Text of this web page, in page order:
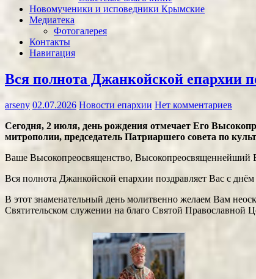
Новомученики и исповедники Крымские
Медиатека
Фотогалерея
Контакты
Навигация
Вся полнота Джанкойской епархии
arseny 02.07.2026 Новости епархии Нет комментариев
Сегодня, 2 июля, день рождения отмечает Его
митрополии, председатель Патриаршего совета по
Ваше Высокопреосвященство, Высокопреосвященнейший
Вся полнота Джанкойской епархии поздравляет Вас с
В этот знаменательный день молитвенно желаем Вам
Святительском служении на благо Святой Православной